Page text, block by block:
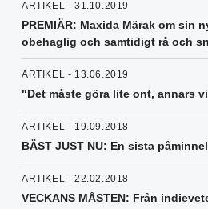
ARTIKEL - 31.10.2019
PREMIÄR: Maxida Märak om sin
obehaglig och samtidigt rå och
ARTIKEL - 13.06.2019
"Det måste göra lite ont, annars
ARTIKEL - 19.09.2018
BÄST JUST NU: En sista
ARTIKEL - 22.02.2018
VECKANS MÅSTEN: Från